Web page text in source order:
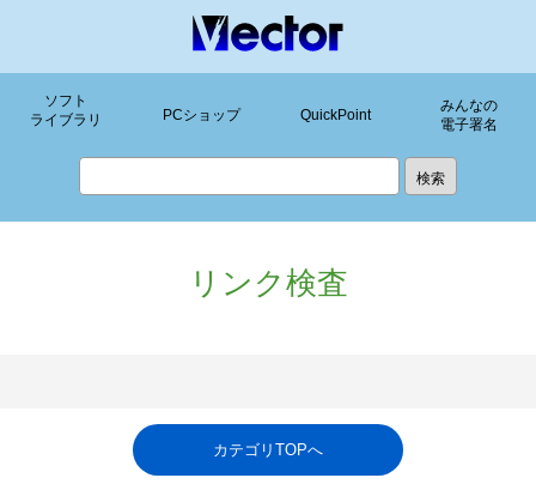
ソフト
ライブラリ
PCショップ QuickPoint
みんなの
電子署名
リンク検査
カテゴリTOPへ